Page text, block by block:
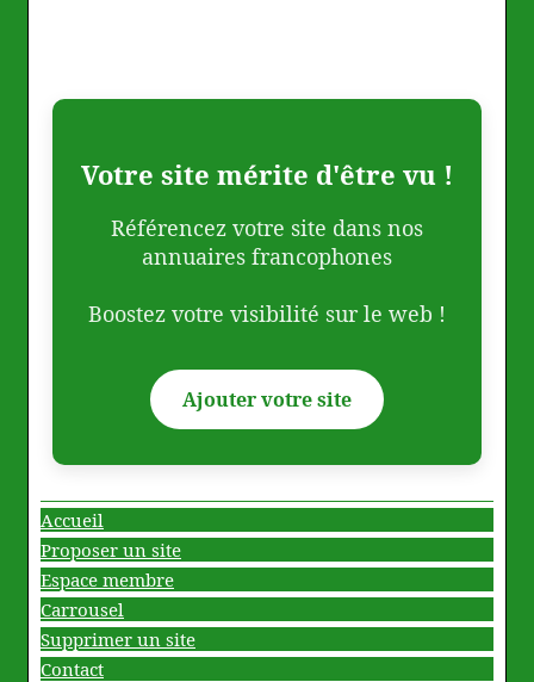
Votre site mérite d'être vu !
Référencez votre site dans nos
annuaires francophones
Boostez votre visibilité sur le web !
Ajouter votre site
Accueil
Proposer un site
Espace membre
Carrousel
Supprimer un site
Contact